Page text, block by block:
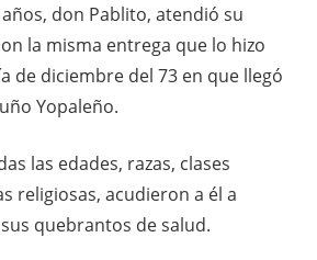
don Pablito, atendió su
la misma entrega que lo hizo
de diciembre del 73 en que llegó
Yopaleño.
las edades, razas, clases
religiosas, acudieron a él a
quebrantos de salud.